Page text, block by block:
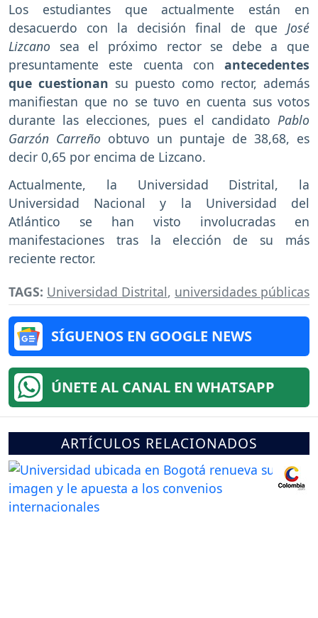
Los estudiantes que actualmente están en
desacuerdo con la decisión final de que José
Lizcano sea el próximo rector se debe a que
presuntamente este cuenta con antecedentes
que cuestionan su puesto como rector, además
manifiestan que no se tuvo en cuenta sus votos
durante las elecciones, pues el candidato Pablo
Garzón Carreño obtuvo un puntaje de 38,68, es
decir 0,65 por encima de Lizcano.
Actualmente, la Universidad Distrital, la
Universidad Nacional y la Universidad del
Atlántico se han visto involucradas en
manifestaciones tras la elección de su más
reciente rector.
TAGS: Universidad Distrital, universidades públicas
SÍGUENOS EN GOOGLE NEWS
ÚNETE AL CANAL EN WHATSAPP
ARTÍCULOS RELACIONADOS